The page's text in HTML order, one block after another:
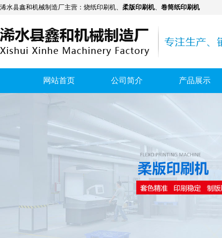
浠水县鑫和机械制造厂主营： 烧纸印刷机、 柔版印刷机、 卷筒纸印刷机
网站首页 公司简介 产品展示